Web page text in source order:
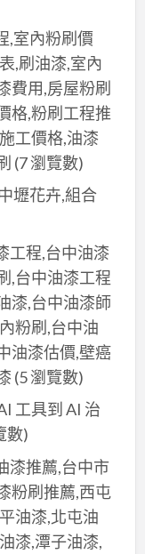
,室內粉刷價
,刷油漆,室內
費用,房屋粉刷
格,粉刷工程推
工價格,油漆
(7 瀏覽數)
壢花卉,組合
工程,台中油漆
,台中油漆工程
漆,台中油漆師
粉刷,台中油
油漆估價,壁癌
(5 瀏覽數)
工具到 AI 治
數)
漆推薦,台中市
粉刷推薦,西屯
油漆,北屯油
漆,潭子油漆,